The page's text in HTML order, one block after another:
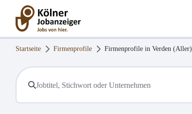
Startseite Firmenprofile Firmenprofile in Verden (Aller)